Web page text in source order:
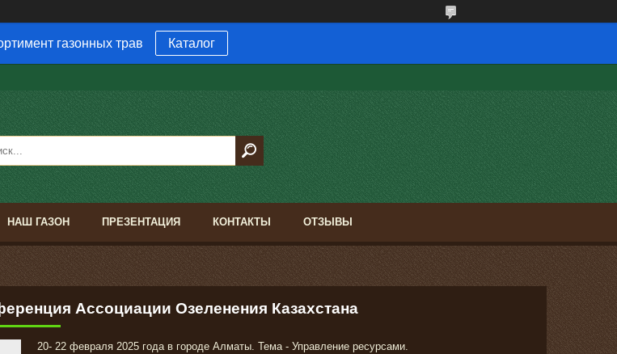
газонных трав Каталог
НАШ ГАЗОН ПРЕЗЕНТАЦИЯ КОНТАКТЫ ОТЗЫВЫ
Ассоциации Озеленения Казахстана
20- 22 февраля 2025 года в городе Алматы. Тема - Управление ресурсами.